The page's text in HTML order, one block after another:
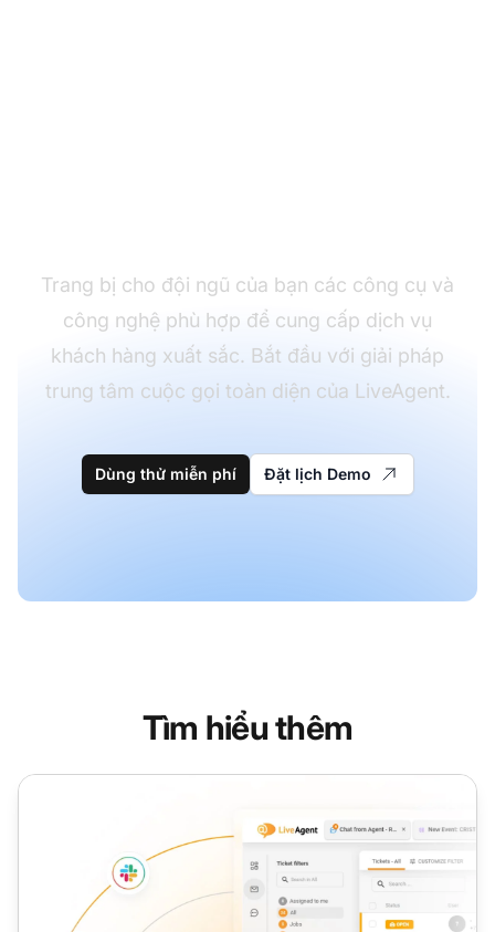
Trang bị cho đội ngũ của bạn các công cụ và
công nghệ phù hợp để cung cấp dịch vụ
khách hàng xuất sắc. Bắt đầu với giải pháp
trung tâm cuộc gọi toàn diện của LiveAgent.
Dùng thử miễn phí Đặt lịch Demo
Tìm hiểu thêm
Điện thoại Trung tâm cuộc gọi